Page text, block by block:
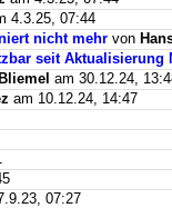
4.3.25, 07:44
nicht mehr von
seit Aktualisierung
am 30.12.24,
am 10.12.24, 14:47
07:27